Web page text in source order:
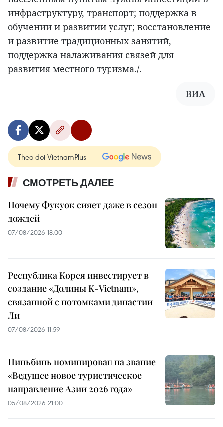
инфраструктуру, транспорт; поддержка в
обучении и развитии услуг; восстановление
и развитие традиционных занятий,
поддержка налаживания связей для
развития местного туризма./.
ВИА
Theo dõi VietnamPlus
СМОТРЕТЬ ДАЛЕЕ
Почему Фукуок сияет даже в сезон
дождей
07/08/2026 18:00
Республика Корея инвестирует в
создание «Долины K-Vietnam»,
связанной с потомками династии
Ли
07/08/2026 11:59
Ниньбинь номинирован на звание
«Ведущее новое туристическое
направление Азии 2026 года»
05/08/2026 21:00